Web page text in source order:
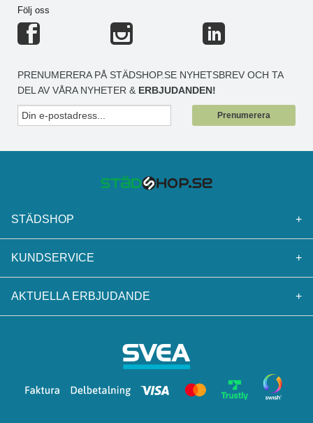
Följ oss
PRENUMERERA PÅ STÄDSHOP.SE NYHETSBREV OCH TA
DEL AV VÅRA NYHETER & ERBJUDANDEN!
Prenumerera
STÄDSHOP +
KUNDSERVICE +
AKTUELLA ERBJUDANDE +